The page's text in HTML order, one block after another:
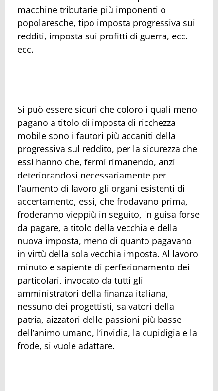
macchine tributarie più imponenti o
popolaresche, tipo imposta progressiva sui
redditi, imposta sui profitti di guerra, ecc.
ecc.
Si può essere sicuri che coloro i quali meno
pagano a titolo di imposta di ricchezza
mobile sono i fautori più accaniti della
progressiva sul reddito, per la sicurezza che
essi hanno che, fermi rimanendo, anzi
deteriorandosi necessariamente per
l’aumento di lavoro gli organi esistenti di
accertamento, essi, che frodavano prima,
froderanno vieppiù in seguito, in guisa forse
da pagare, a titolo della vecchia e della
nuova imposta, meno di quanto pagavano
in virtù della sola vecchia imposta. Al lavoro
minuto e sapiente di perfezionamento dei
particolari, invocato da tutti gli
amministratori della finanza italiana,
nessuno dei progettisti, salvatori della
patria, aizzatori delle passioni più basse
dell’animo umano, l’invidia, la cupidigia e la
frode, si vuole adattare.